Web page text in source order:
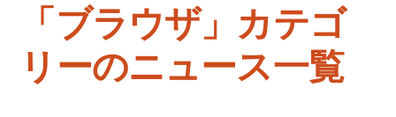
「ブラウザ」カテゴ
リーのニュース一覧